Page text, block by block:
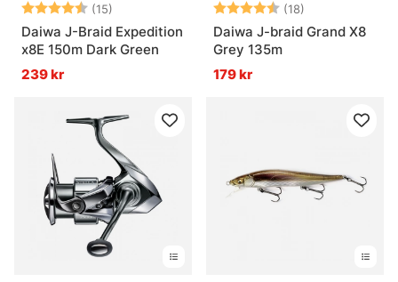
Betyg: (15)
4.6 utav 5 stjärnor
Daiwa J-Braid Expedition
x8E 150m Dark Green
239 kr
Betyg: (18)
Daiwa J-braid Grand X8
Grey 135m
179 kr